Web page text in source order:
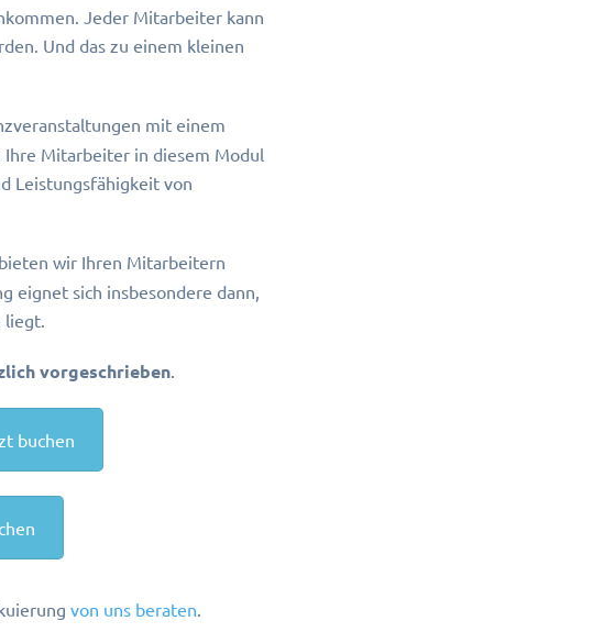
Jeder Mitarbeiter kann
Und das zu einem kleinen
mit einem
Ihre Mitarbeiter in diesem Modul
Leistungsfähigkeit von
wir Ihren Mitarbeitern
eignet sich insbesondere dann,
liegt.
vorgeschrieben.
buchen
von uns beraten.